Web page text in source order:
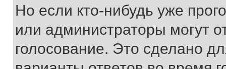
Но если кто-нибудь уже
или администраторы могут
голосование. Это сделано